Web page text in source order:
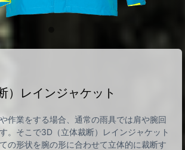
）レインジャケット
作業をする場合、通常の雨具では肩や腕回
。そこで3D（立体裁断）レインジャケット
の形状を腕の形に合わせて立体的に裁断す